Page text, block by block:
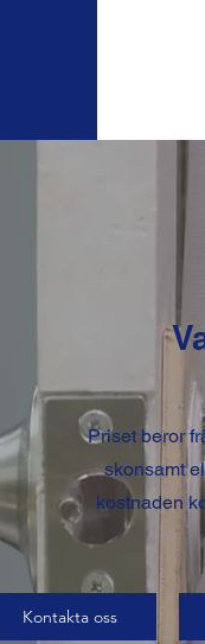
Priset beror
skonsamt
kostnaden
Kontakta oss